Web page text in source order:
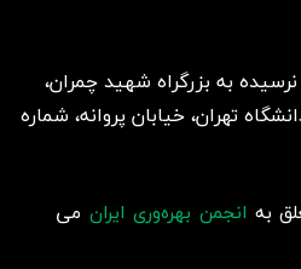
نرسیده به بزرگراه شهید چمران،
تهران، خیابان پروانه، شماره
به انجمن بهره‌وری ایران می